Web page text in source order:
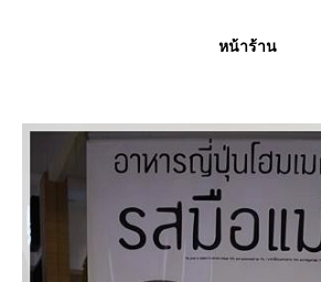
หน้าร้าน